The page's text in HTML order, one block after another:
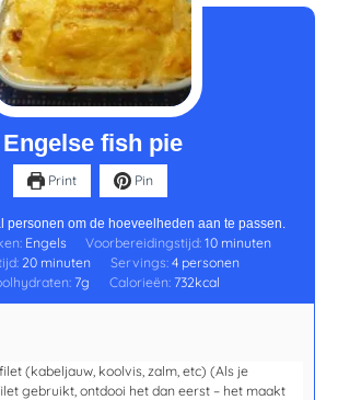
Engelse fish pie
Print Pin
personen om de hoeveelheden aan te passen.
Engels Voorbereidingstijd:10 minuten
20
minuten
minuten Servings: 4 personen
7g Calorieën: 732kcal
(kabeljauw, koolvis, zalm, etc) (Als je
gebruikt, ontdooi het dan eerst – het maakt